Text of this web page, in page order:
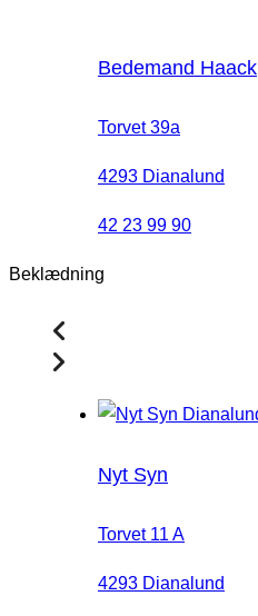
Bedemand Haack
Torvet 39a
4293 Dianalund
42 23 99 90
Beklædning
Nyt Syn
Torvet 11 A
4293 Dianalund